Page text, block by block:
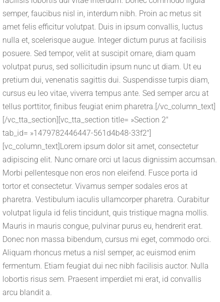
semper, faucibus nisl in, interdum nibh. Proin ac metus sit
amet felis efficitur volutpat. Duis in ipsum convallis, luctus
nulla et, scelerisque augue. Integer dictum purus at facilisis
posuere. Sed tempor, velit at suscipit ornare, diam quam
volutpat purus, sed sollicitudin ipsum nunc ut diam. Ut eu
pretium dui, venenatis sagittis dui. Suspendisse turpis diam,
cursus eu leo vitae, viverra tempus ante. Sed semper arcu at
tellus porttitor, finibus feugiat enim pharetra.[/vc_column_text]
[/vc_tta_section][vc_tta_section title= »Section 2″
tab_id= »1479782446447-561d4b48-33f2″]
[vc_column_text]Lorem ipsum dolor sit amet, consectetur
adipiscing elit. Nunc ornare orci ut lacus dignissim accumsan.
Morbi pellentesque non eros non eleifend. Fusce porta id
tortor et consectetur. Vivamus semper sodales eros at
pharetra. Vestibulum iaculis ullamcorper pharetra. Curabitur
volutpat ligula id felis tincidunt, quis tristique magna mollis.
Mauris in mauris congue, pulvinar purus eu, hendrerit erat.
Donec non massa bibendum, cursus mi eget, commodo orci.
Aliquam rhoncus metus a nisl semper, ac euismod enim
fermentum. Etiam feugiat dui nec nibh facilisis auctor. Nulla
lobortis risus sem. Praesent imperdiet mi erat, id convallis
arcu blandit a.